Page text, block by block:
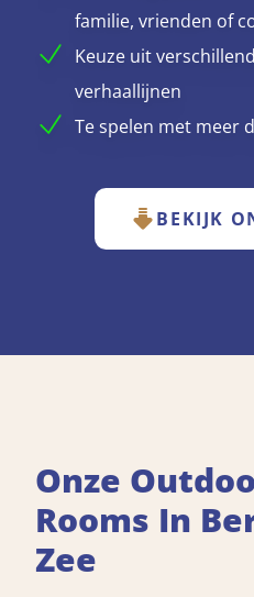
familie, vrienden of
Keuze uit
verhaallijnen
Te spelen met meer
BEKIJK
Onze
Rooms In
Zee